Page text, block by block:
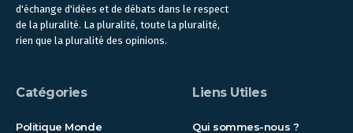
d'échange d'idées et de débats dans le respect
de la pluralité. La pluralité, toute la pluralité,
rien que la pluralité des opinions.
Catégories
Politique Monde
Liens Utiles
Qui sommes-nous ?